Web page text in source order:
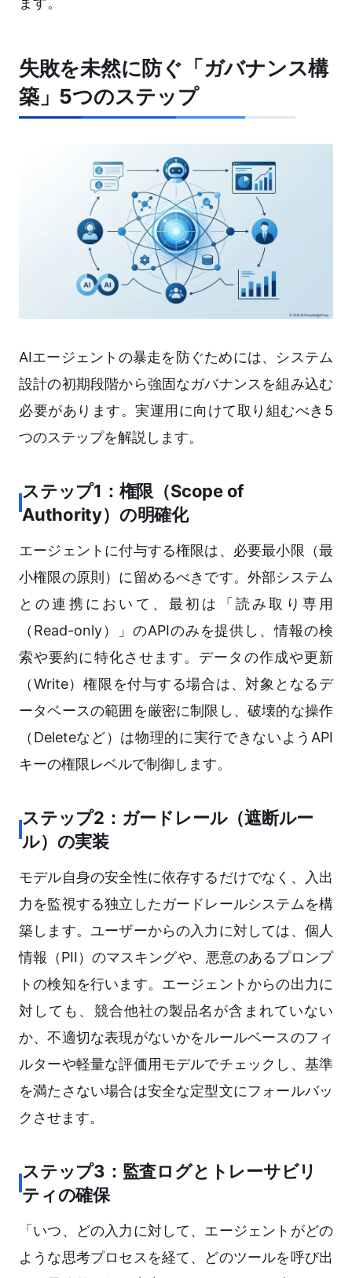
失敗を未然に防ぐ「ガバナンス構
築」5つのステップ
AIエージェントの暴走を防ぐためには、システム
設計の初期段階から強固なガバナンスを組み込む
必要があります。実運用に向けて取り組むべき5
つのステップを解説します。
ステップ1：権限（Scope of
Authority）の明確化
エージェントに付与する権限は、必要最小限（最
小権限の原則）に留めるべきです。外部システム
との連携において、最初は「読み取り専用
（Read-only）」のAPIのみを提供し、情報の検
索や要約に特化させます。データの作成や更新
（Write）権限を付与する場合は、対象となるデ
ータベースの範囲を厳密に制限し、破壊的な操作
（Deleteなど）は物理的に実行できないようAPI
キーの権限レベルで制御します。
ステップ2：ガードレール（遮断ルー
ル）の実装
モデル自身の安全性に依存するだけでなく、入出
力を監視する独立したガードレールシステムを構
築します。ユーザーからの入力に対しては、個人
情報（PII）のマスキングや、悪意のあるプロンプ
トの検知を行います。エージェントからの出力に
対しても、競合他社の製品名が含まれていない
か、不適切な表現がないかをルールベースのフィ
ルターや軽量な評価用モデルでチェックし、基準
を満たさない場合は安全な定型文にフォールバッ
クさせます。
ステップ3：監査ログとトレーサビリ
ティの確保
「いつ、どの入力に対して、エージェントがどの
ような思考プロセスを経て、どのツールを呼び出